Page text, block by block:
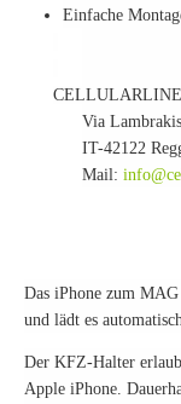
Einfache
CELLULARLINE
Via
IT-42122
Mail:
Das iPhone zum
und lädt es
Der KFZ-Halter
Apple iPhone.